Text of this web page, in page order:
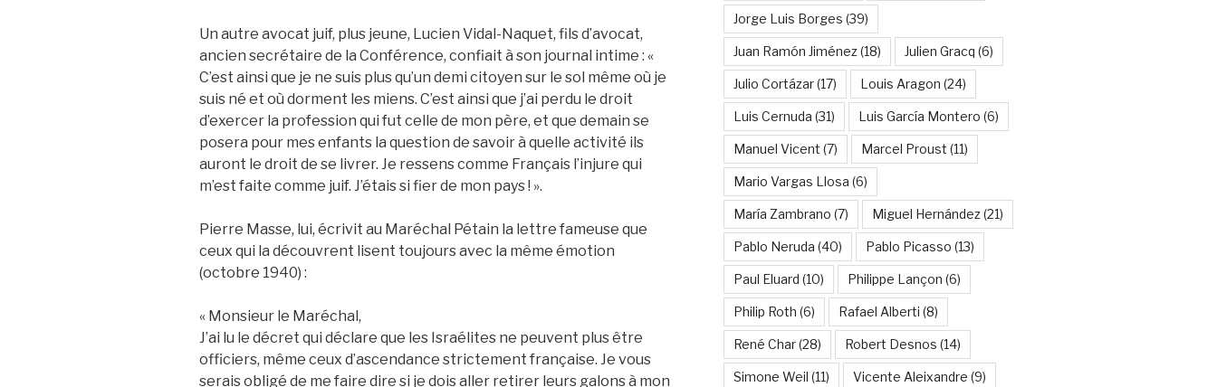
Un autre avocat juif, plus jeune, Lucien Vidal-Naquet, fils d’avocat,
ancien secrétaire de la Conférence, confiait à son journal intime : «
C’est ainsi que je ne suis plus qu’un demi citoyen sur le sol même où je
suis né et où dorment les miens. C’est ainsi que j’ai perdu le droit
d’exercer la profession qui fut celle de mon père, et que demain se
posera pour mes enfants la question de savoir à quelle activité ils
auront le droit de se livrer. Je ressens comme Français l’injure qui
m’est faite comme juif. J’étais si fier de mon pays ! ».
Pierre Masse, lui, écrivit au Maréchal Pétain la lettre fameuse que
ceux qui la découvrent lisent toujours avec la même émotion
(octobre 1940) :
« Monsieur le Maréchal,
J’ai lu le décret qui déclare que les Israélites ne peuvent plus être
officiers, même ceux d’ascendance strictement française. Je vous
serais obligé de me faire dire si je dois aller retirer leurs galons à mon
Jorge Luis Borges (39)
Juan Ramón Jiménez(18) Julien Gracq (6)
Julio Cortázar(17) Louis Aragon (24)
Luis Cernuda (31) Luis García Montero (6)
Manuel Vicent (7) Marcel Proust (11)
Mario Vargas Llosa (6)
María Zambrano (7) Miguel Hernández(21)
Pablo Neruda (40) Pablo Picasso (13)
Paul Eluard (10) Philippe Lançon (6)
Philip Roth (6) Rafael Alberti (8)
René Char(28) Robert Desnos (14)
Simone Weil (11) Vicente Aleixandre (9)